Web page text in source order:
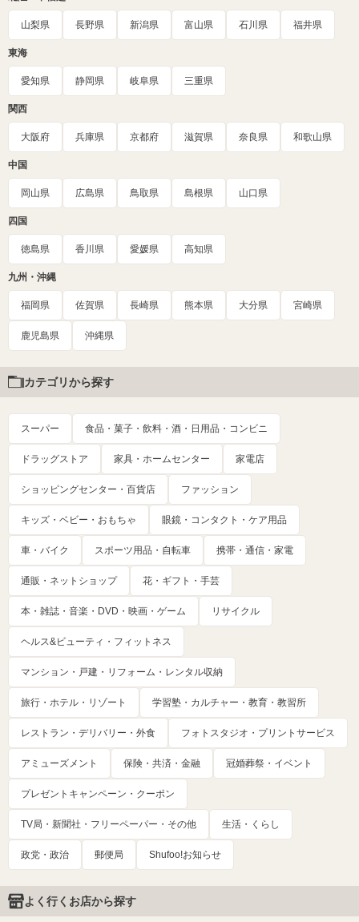
山梨県 長野県 新潟県 富山県 石川県 福井県
東海
愛知県 静岡県 岐阜県 三重県
関西
大阪府 兵庫県 京都府 滋賀県 奈良県 和歌山県
中国
岡山県 広島県 鳥取県 島根県 山口県
四国
徳島県 香川県 愛媛県 高知県
九州・沖縄
福岡県 佐賀県 長崎県 熊本県 大分県 宮崎県
鹿児島県 沖縄県
カテゴリから探す
スーパー 食品・菓子・飲料・酒・日用品・コンビニ
ドラッグストア 家具・ホームセンター 家電店
ショッピングセンター・百貨店 ファッション
キッズ・ベビー・おもちゃ 眼鏡・コンタクト・ケア用品
車・バイク スポーツ用品・自転車 携帯・通信・家電
通販・ネットショップ 花・ギフト・手芸
本・雑誌・音楽・DVD・映画・ゲーム リサイクル
ヘルス&ビューティ・フィットネス
マンション・戸建・リフォーム・レンタル収納
旅行・ホテル・リゾート 学習塾・カルチャー・教育・教習所
レストラン・デリバリー・外食 フォトスタジオ・プリントサービス
アミューズメント 保険・共済・金融 冠婚葬祭・イベント
プレゼントキャンペーン・クーポン
TV局・新聞社・フリーペーパー・その他 生活・くらし
政党・政治 郵便局 Shufoo!お知らせ
よく行くお店から探す